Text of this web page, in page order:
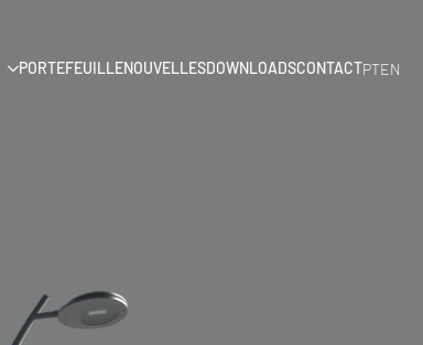
PORTEFEUILLENOUVELLESDOWNLOADSCONTACTPTEN